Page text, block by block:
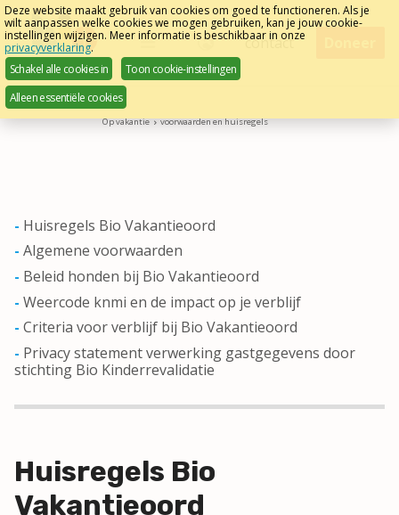
Sla
links
over
Direct
naar
de
pagina
inhoud
Menu
Nederlands
contact
Op vakantie voorwaarden en huisregels
Huisregels Bio Vakantieoord
Algemene voorwaarden
Beleid honden bij Bio Vakantieoord
Weercode knmi en de impact op je verblijf
Criteria voor verblijf bij Bio Vakantieoord
Privacy statement verwerking gastgegevens door
stichting Bio Kinderrevalidatie
Huisregels Bio
Vakantieoord
Deze website maakt gebruik van cookies om goed te functioneren. Als je
wilt aanpassen welke cookies we mogen gebruiken, kan je jouw cookie-
instellingen wijzigen. Meer informatie is beschikbaar in onze
privacyverklaring.
Schakel alle cookies in
Toon cookie-instellingen
Alleen essentiële cookies